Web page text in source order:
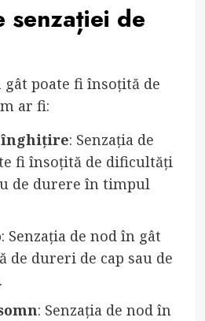
senzației de
gât poate fi însoțită de
ar fi:
: Senzația de
fi însoțită de dificultăți
de durere în timpul
: Senzația de nod în gât
de dureri de cap sau de
: Senzația de nod în